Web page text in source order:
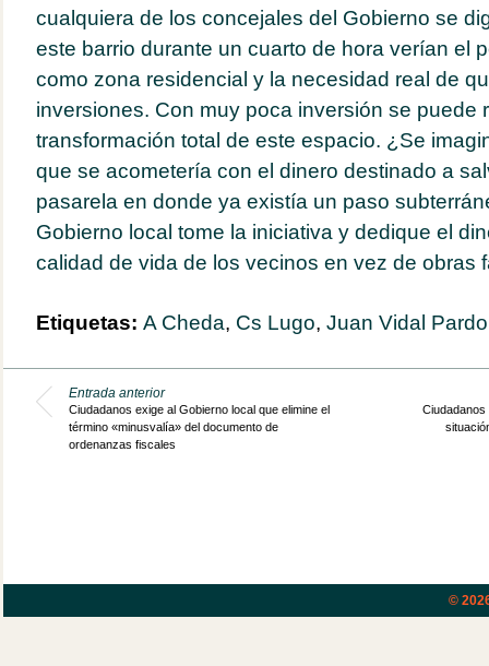
cualquiera de los concejales del Gobierno se
este barrio durante un cuarto de hora verían el
como zona residencial y la necesidad real de
inversiones. Con muy poca inversión se puede
transformación total de este espacio. ¿Se
que se acometería con el dinero destinado a
pasarela en donde ya existía un paso
Gobierno local tome la iniciativa y dedique el
calidad de vida de los vecinos en vez de obras
Etiquetas: A Cheda, Cs Lugo, Juan Vidal Pardo
Entrada anterior
Ciudadanos exige al Gobierno local que elimine el
término «minusvalía» del documento de
ordenanzas fiscales
Ciudadanos
©